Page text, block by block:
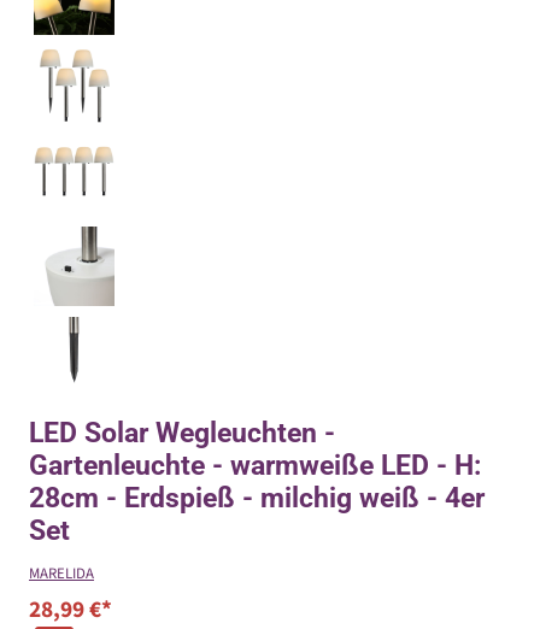
LED Solar Wegleuchten -
Gartenleuchte - warmweiße LED - H:
28cm - Erdspieß - milchig weiß - 4er
Set
MARELIDA
28,99 €*